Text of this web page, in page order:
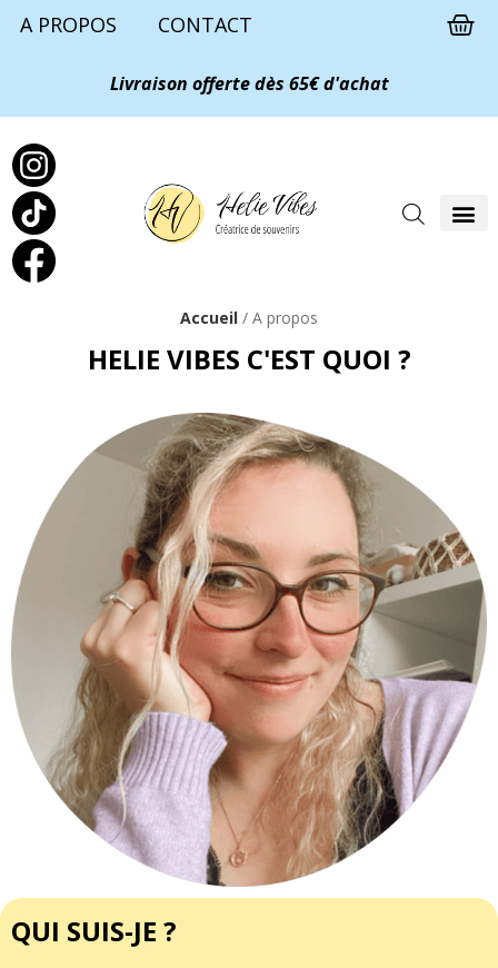
A PROPOS CONTACT
Livraison offerte dès 65€ d'achat
Accueil / A propos
HELIE VIBES C'EST QUOI ?
QUI SUIS-JE ?